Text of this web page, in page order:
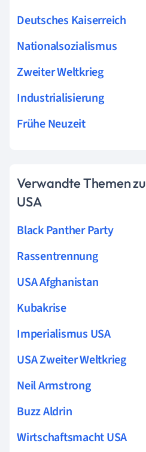
Deutsches Kaiserreich
Nationalsozialismus
Zweiter Weltkrieg
Industrialisierung
Frühe Neuzeit
Verwandte Themen
USA
Black Panther Party
Rassentrennung
USA Afghanistan
Kubakrise
Imperialismus USA
USA Zweiter Weltkrieg
Neil Armstrong
Buzz Aldrin
Wirtschaftsmacht USA